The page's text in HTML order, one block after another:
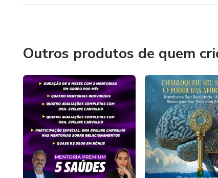
Outros produtos de quem